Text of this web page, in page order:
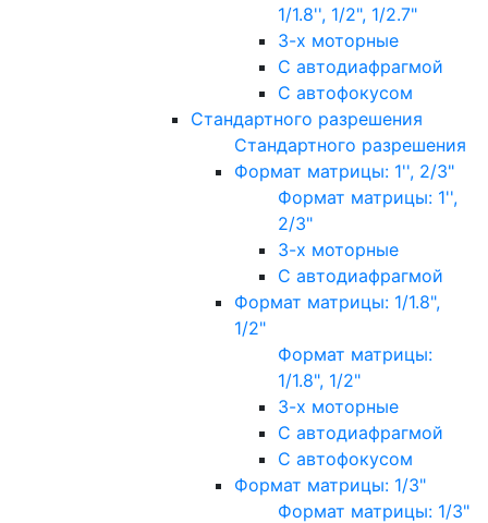
1/1.8'', 1/2", 1/2.7"
3-х моторные
С автодиафрагмой
С автофокусом
Стандартного разрешения
Стандартного разрешения
Формат матрицы: 1'', 2/3"
Формат матрицы: 1'',
2/3"
3-х моторные
С автодиафрагмой
Формат матрицы: 1/1.8",
1/2"
Формат матрицы:
1/1.8", 1/2"
3-х моторные
С автодиафрагмой
С автофокусом
Формат матрицы: 1/3"
Формат матрицы: 1/3"